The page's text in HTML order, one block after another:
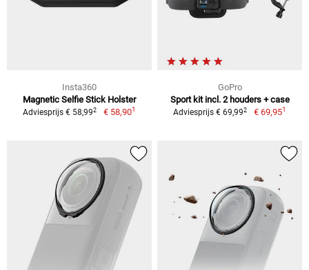
Insta360
Magnetic Selfie Stick Holster
Adviesprijs € 58,992 € 58,901
GoPro
Sport kit incl. 2 houders + case
Adviesprijs € 69,992 € 69,951